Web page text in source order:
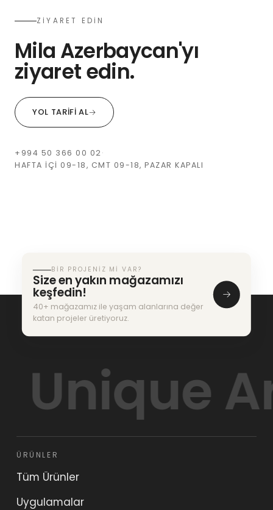
ZİYARET EDİN
Mila Azerbaycan'yı
ziyaret edin.
YOL TARIFI AL
+994 50 366 00 02·
HAFTA IÇI 09-18, CMT 09-18, PAZAR KAPALI
BIR PROJENIZ MI VAR?
Size en yakın mağazamızı
keşfedin!
40+ mağazamız ile yaşam alanlarına değer
katan projeler üretiyoruz.
Unique
ÜRÜNLER
Tüm Ürünler
Uygulamalar